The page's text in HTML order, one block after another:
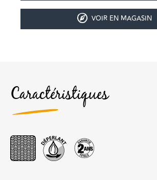
VOIR EN MAGASIN
Caractéristiques